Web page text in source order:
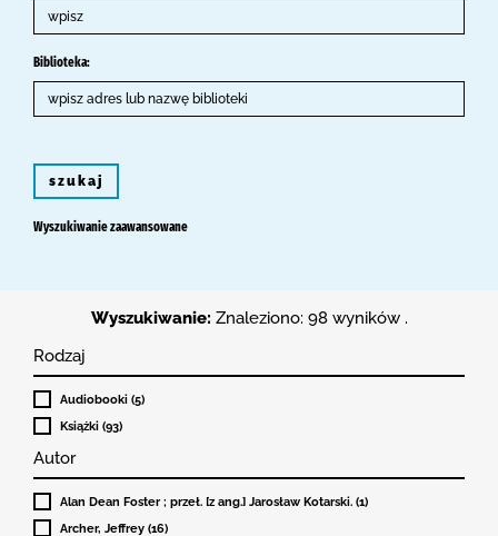
Biblioteka:
szukaj
Wyszukiwanie zaawansowane
Wyszukiwanie: Znaleziono: 98 wyników .
Rodzaj
Audiobooki (5)
Książki (93)
Autor
Alan Dean Foster ; przeł. [z ang.] Jarosław Kotarski. (1)
Archer, Jeffrey (16)